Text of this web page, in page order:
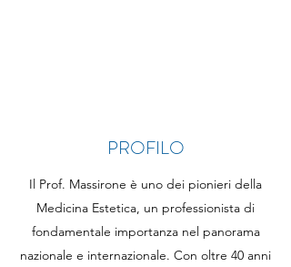
PROFILO
Il Prof. Massirone è uno dei pionieri della
Medicina Estetica, un professionista di
fondamentale importanza nel panorama
nazionale e internazionale. Con oltre 40 anni